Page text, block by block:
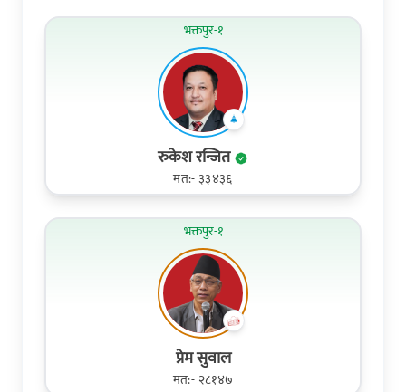
भक्तपुर-१
रुकेश रन्जित
मत:- ३३४३६
भक्तपुर-१
प्रेम सुवाल
मत:- २८१४७